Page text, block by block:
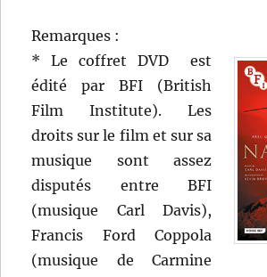
Remarques :
* Le coffret DVD est
édité par BFI (British
Film Institute). Les
droits sur le film et sur sa
musique sont assez
disputés entre BFI
(musique Carl Davis),
Francis Ford Coppola
(musique de Carmine